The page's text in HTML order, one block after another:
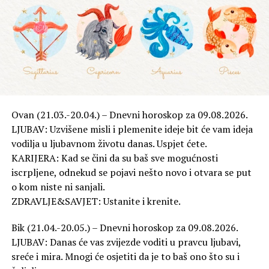
Rate this item: Submit Rating
POVEZANE TEME : PAG POVLJANA ZABAVA
UP NEXT
Horoskop za 28. lipnja 2025.
NE PROPUSTITE
VIDEO / “Utjeha” – vrući ljetni hit Natali Dizdar i
Nipplepeople sada ima spot!
Ovan (21.03.-20.04.) – Dnevni horoskop za 09.08.2026.
LJUBAV: Uzvišene misli i plemenite ideje bit će vam ideja
vodilja u ljubavnom životu danas. Uspjet ćete.
KARIJERA: Kad se čini da su baš sve mogućnosti
iscrpljene, odnekud se pojavi nešto novo i otvara se put
o kom niste ni sanjali.
ZDRAVLJE&SAVJET: Ustanite i krenite.
Bik (21.04.-20.05.) – Dnevni horoskop za 09.08.2026.
LJUBAV: Danas će vas zvijezde voditi u pravcu ljubavi,
sreće i mira. Mnogi će osjetiti da je to baš ono što su i